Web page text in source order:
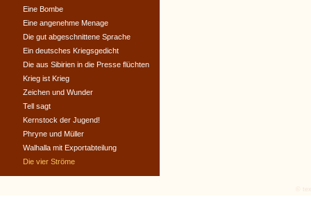
Eine Bombe
Eine angenehme Menage
Die gut abgeschnittene Sprache
Ein deutsches Kriegsgedicht
Die aus Sibirien in die Presse flüchten
Krieg ist Krieg
Zeichen und Wunder
Tell sagt
Kernstock der Jugend!
Phryne und Müller
Walhalla mit Exportabteilung
Die vier Ströme